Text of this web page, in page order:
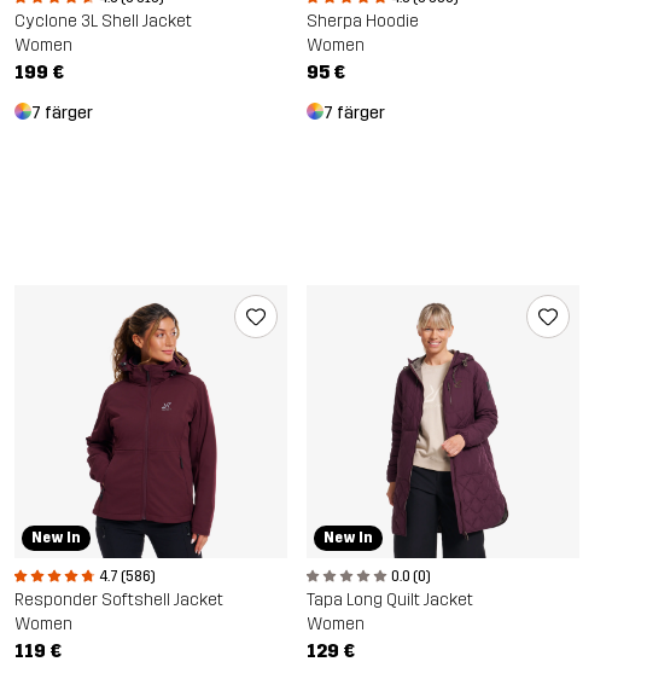
Cyclone 3L Shell Jacket
Women
199 €
7 färger
Sherpa Hoodie
Women
95 €
7 färger
New In
4.7 (586)
Responder Softshell Jacket
Women
119 €
New In
0.0 (0)
Tapa Long Quilt Jacket
Women
129 €